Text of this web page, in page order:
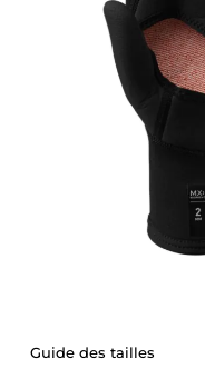
Guide des tailles